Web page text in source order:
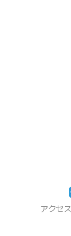
アクセス